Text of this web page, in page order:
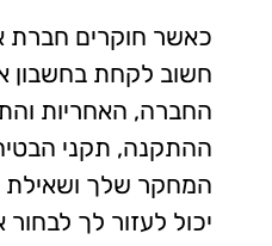
כאשר חוקרים חברת
חשוב לקחת בחשבון
החברה, האחריות
ההתקנה, תקני
המחקר שלך ושאילת
יכול לעזור לך